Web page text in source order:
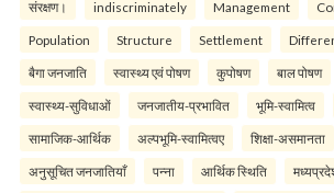
संरक्षण। indiscriminately Management
Population Structure Settlement
बैगा जनजाति स्वास्थ्य एवं पोषण कुपोषण बाल पोषण
स्वास्थ्य-सुविधाओं जनजातीय-प्रभावित भूमि-स्वामित्व
सामाजिक-आर्थिक अल्पभूमि-स्वामित्वए शिक्षा-असमानता
अनुसूचित जनजातियाँ पन्ना आर्थिक स्थिति